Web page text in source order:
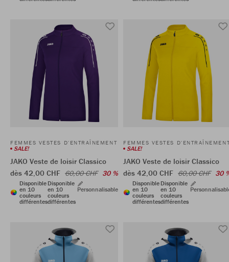
FEMMES VESTES D'ENTRAÎNEMENT
SALE!
JAKO Veste de loisir Classico
dès 42,00 CHF 60,00 CHF 30 %
Disponible
en 10
couleurs
différentes
Disponible
en 10
couleurs
différentes
Personnalisable
FEMMES VESTES
SALE!
JAKO Veste de loisir Classico
dès 42,00 CHF 60,00 CHF 30
Disponible
en 10
couleurs
différentes
Disponible
en 10
couleurs
différentes